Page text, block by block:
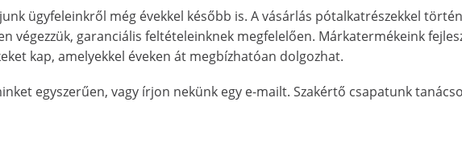
ügyfeleinkről még évekkel később is. A vásárlás pótalkatrészekkel
végezzük, garanciális feltételeinknek megfelelően. Márkatermékeink
kap, amelyekkel éveken át megbízhatóan dolgozhat.
egyszerűen, vagy írjon nekünk egy e-mailt. Szakértő csapatunk